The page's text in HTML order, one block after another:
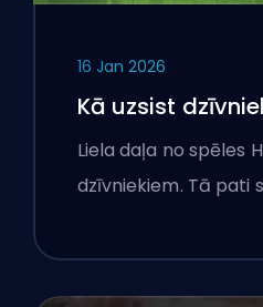
16 Jan 2026
Kā uzsist
Liela daļa no spēles
dzīvniekiem. Tā pati